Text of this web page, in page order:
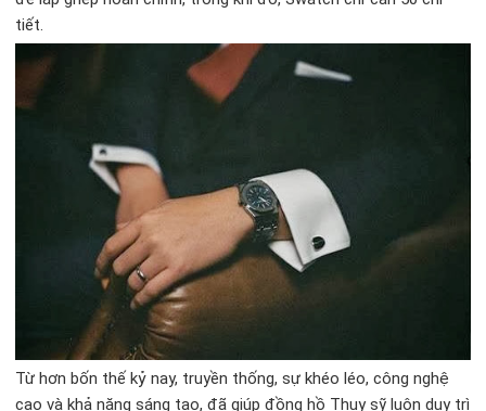
tiết.
Từ hơn bốn thế kỷ nay, truyền thống, sự khéo léo, công nghệ
cao và khả năng sáng tạo, đã giúp đồng hồ Thụy sỹ luôn duy trì